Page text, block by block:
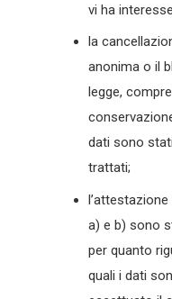
vi ha
la
anonima o il
legge,
dati sono
trattati;
a) e b) sono
per quanto
quali i dati